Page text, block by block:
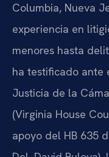
Columbia, Nueva
experiencia en
menores hasta
ha testificado ante
Justicia de la
(Virginia House
apoyo del HB 635